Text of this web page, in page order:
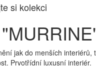
si kolekci
jak do menších
Prvotřídní luxusní interiér.